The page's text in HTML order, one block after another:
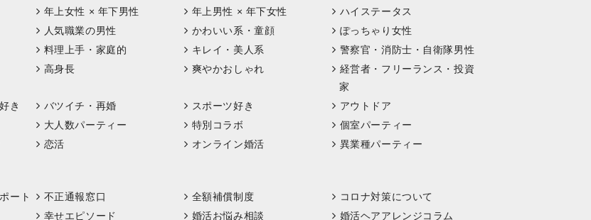
年上女性 × 年下男性 年上男性 × 年下女性
ハイステータス
人気職業の男性 かわいい系・童顔
ぽっちゃり女性
料理上手・家庭的 キレイ・美人系
警察官・消防士・自衛隊男性
高身長 爽やかおしゃれ
経営者・フリーランス・投資
家
き
バツイチ・再婚 スポーツ好き
アウトドア
大人数パーティー 特別コラボ
個室パーティー
恋活 オンライン婚活
異業種パーティー
ート 不正通報窓口 全額補償制度
コロナ対策について
幸せエピソード 婚活お悩み相談 婚活ヘアアレンジコラム